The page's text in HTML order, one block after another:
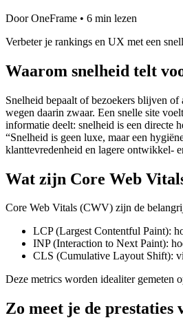
DoorOneFrame • 6 min lezen
Verbeter je rankings en UX met een
Waarom snelheid telt
Snelheid bepaalt of bezoekers blijven
wegen daarin zwaar. Een snelle site
informatie deelt: snelheid is een directe
“Snelheid is geen luxe, maar een
klanttevredenheid en lagere ontwikkel-
Wat zijn Core Web
Core Web Vitals (CWV) zijn de
LCP (Largest Contentful Paint):
INP (Interaction to Next Paint):
CLS (Cumulative Layout Shift):
Deze metrics worden idealiter gemeten
Zo meet je de prestaties